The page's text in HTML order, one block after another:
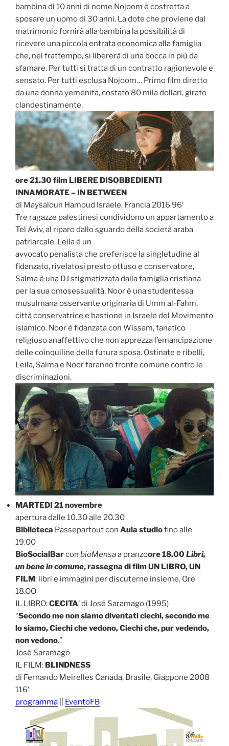
bambina di 10 anni di nome Nojoom è costretta a
sposare un uomo di 30 anni. La dote che proviene dal
matrimonio fornirà alla bambina la possibilità di
ricevere una piccola entrata economica alla famiglia
che, nel frattempo, si libererà di una bocca in più da
sfamare. Per tutti si tratta di un contratto ragionevole e
sensato. Per tutti esclusa Nojoom… Primo film diretto
da una donna yemenita, costato 80 mila dollari, girato
clandestinamente.
ore 21.30 film LIBERE DISOBBEDIENTI
INNAMORATE – IN BETWEEN
di Maysaloun Hamoud Israele, Francia 2016 96′
Tre ragazze palestinesi condividono un appartamento a
Tel Aviv, al riparo dallo sguardo della società araba
patriarcale. Leila è un
avvocato penalista che preferisce la singletudine al
fidanzato, rivelatosi presto ottuso e conservatore,
Salma è una DJ stigmatizzata dalla famiglia cristiana
per la sua omosessualità, Noor è una studentessa
musulmana osservante originaria di Umm al-Fahm,
città conservatrice e bastione in Israele del Movimento
islamico. Noor è fidanzata con Wissam, fanatico
religioso anaffettivo che non apprezza l’emancipazione
delle coinquiline della futura sposa. Ostinate e ribelli,
Leila, Salma e Noor faranno fronte comune contro le
discriminazioni.
MARTEDI 21 novembre
apertura dalle 10.30 alle 20.30
Biblioteca Passepartout con Aula studiofino alle
19.00
BioSocialBarcon bioMensaa pranzoore 18.00Libri,
un bene in comune, rassegna di film UN LIBRO, UN
FILM: libri e immagini per discuterne insieme. Ore
18.OO
IL LIBRO:CECITA‘ di José Saramago (1995)
“Secondo me non siamo diventati ciechi, secondo me
lo siamo, Ciechi che vedono, Ciechi che, pur vedendo,
non vedono.”
José Saramago
IL FILM: BLINDNESS
di Fernando Meirelles Canada, Brasile, Giappone 2008
116′
programma
EventoFB